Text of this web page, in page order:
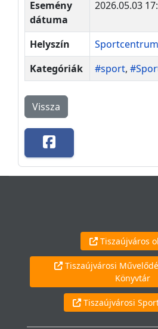
Esemény
dátuma
2026.05.03
Helyszín
Kategóriák
#sport,
Vissza
Tiszaújváros
Tiszaújvárosi
Könyvtár
Tiszaújvárosi